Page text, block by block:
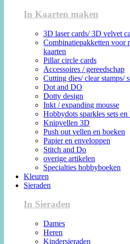
In Kaarten maken
3D laser cards/ 3D velvet
Combinatiepakketten voor
kaarten
Pillar circle cards
Accessoires / gereedschap
Cutting dies/ clear stamps/
Dot and DO
Dotty design
Inkt / expanding mousse
Hobbydots sparkles sets en
Knipvellen 3D
Push out vellen en boeken
Papier en enveloppen
Stitch and Do
overige artikelen
Specialties hobbyboeken
Kleuren
Sieraden
In Sieraden
Dames
Heren
Kindersieraden